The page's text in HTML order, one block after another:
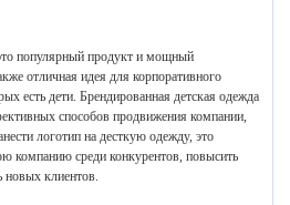
популярный продукт и мощный
отличная идея для корпоративного
есть дети. Брендированная детская одежда
способов продвижения компании,
логотип на десткую одежду, это
компанию среди конкурентов, повысить
новых клиентов.